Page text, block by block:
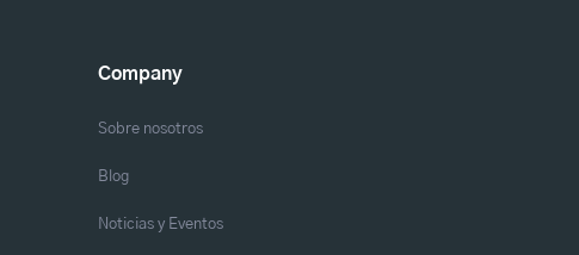
Company
Sobre nosotros
Blog
Noticias y Eventos